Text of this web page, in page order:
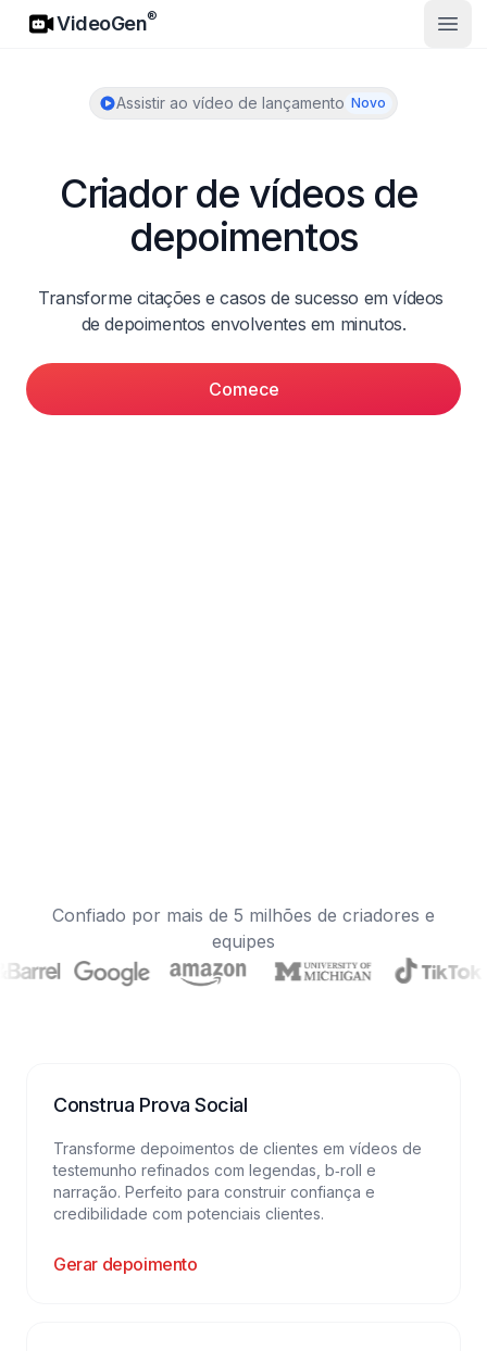
VideoGen
VideoGen®
Abrir
Assistir ao vídeo de lançamento Novo
Criador de vídeos de
depoimentos
Transforme citações e casos de sucesso em vídeos
de depoimentos envolventes em minutos.
Comece
Confiado por mais de 5 milhões de criadores e
equipes
Construa Prova Social
Transforme depoimentos de clientes em vídeos de
testemunho refinados com legendas, b‑roll e
narração. Perfeito para construir confiança e
credibilidade com potenciais clientes.
Gerar depoimento